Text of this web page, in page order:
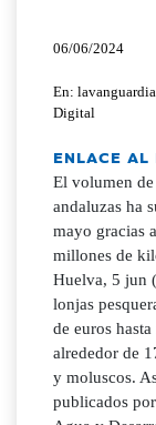
06/06/2024
En:
Digital
ENLACE AL
El volumen
andaluzas ha
mayo gracias
millones de
Huelva, 5 jun
lonjas
de euros
alrededor de
y moluscos.
publicados